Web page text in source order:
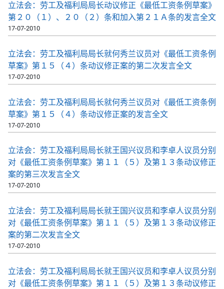
立法会：劳工及福利局局长动议修正《最低工资条例草案》
第２０（１）、２０（２）条和加入第２１Ａ条的发言全文
17-07-2010
立法会：劳工及福利局局长就何秀兰议员对《最低工资条例
草案》第１５（４）条动议修正案的第二次发言全文
17-07-2010
立法会：劳工及福利局局长就何秀兰议员对《最低工资条例
草案》第１５（４）条动议修正案的发言全文
17-07-2010
立法会：劳工及福利局局长就王国兴议员和李卓人议员分别
对《最低工资条例草案》第１１（５）及第１３条动议修正
案的第三次发言全文
17-07-2010
立法会：劳工及福利局局长就王国兴议员和李卓人议员分别
对《最低工资条例草案》第１１（５）及第１３条动议修正
案的第二次发言全文
17-07-2010
立法会：劳工及福利局局长就王国兴议员和李卓人议员分别
对《最低工资条例草案》第１１（５）及第１３条动议修正